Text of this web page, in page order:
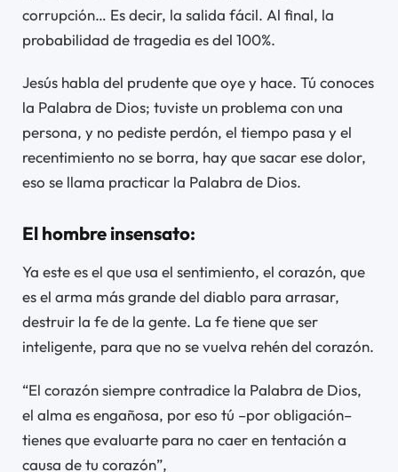
corrupción… Es decir, la salida fácil. Al final, la
probabilidad de tragedia es del 100%.
Jesús habla del prudente que oye y hace. Tú conoces
la Palabra de Dios; tuviste un problema con una
persona, y no pediste perdón, el tiempo pasa y el
recentimiento no se borra, hay que sacar ese dolor,
eso se llama practicar la Palabra de Dios.
El hombre insensato:
Ya este es el que usa el sentimiento, el corazón, que
es el arma más grande del diablo para arrasar,
destruir la fe de la gente. La fe tiene que ser
inteligente, para que no se vuelva rehén del corazón.
“El corazón siempre contradice la Palabra de Dios,
el alma es engañosa, por eso tú –por obligación–
tienes que evaluarte para no caer en tentación a
causa de tu corazón”,